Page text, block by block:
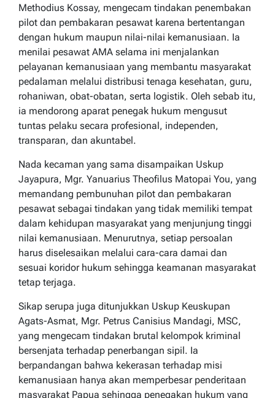
Methodius Kossay, mengecam tindakan penembakan
pilot dan pembakaran pesawat karena bertentangan
dengan hukum maupun nilai-nilai kemanusiaan. Ia
menilai pesawat AMA selama ini menjalankan
pelayanan kemanusiaan yang membantu masyarakat
pedalaman melalui distribusi tenaga kesehatan, guru,
rohaniwan, obat-obatan, serta logistik. Oleh sebab itu,
ia mendorong aparat penegak hukum mengusut
tuntas pelaku secara profesional, independen,
transparan, dan akuntabel.
Nada kecaman yang sama disampaikan Uskup
Jayapura, Mgr. Yanuarius Theofilus Matopai You, yang
memandang pembunuhan pilot dan pembakaran
pesawat sebagai tindakan yang tidak memiliki tempat
dalam kehidupan masyarakat yang menjunjung tinggi
nilai kemanusiaan. Menurutnya, setiap persoalan
harus diselesaikan melalui cara-cara damai dan
sesuai koridor hukum sehingga keamanan masyarakat
tetap terjaga.
Sikap serupa juga ditunjukkan Uskup Keuskupan
Agats-Asmat, Mgr. Petrus Canisius Mandagi, MSC,
yang mengecam tindakan brutal kelompok kriminal
bersenjata terhadap penerbangan sipil. Ia
berpandangan bahwa kekerasan terhadap misi
kemanusiaan hanya akan memperbesar penderitaan
masyarakat Papua sehingga penegakan hukum yang